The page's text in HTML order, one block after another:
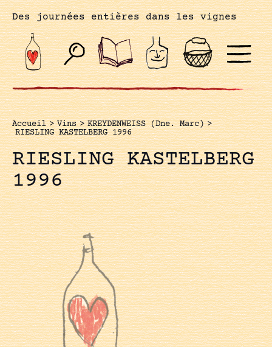
Des journées entières dans les vignes
Accueil > Vins > KREYDENWEISS (Dne. Marc) >
RIESLING KASTELBERG 1996
RIESLING KASTELBERG
1996